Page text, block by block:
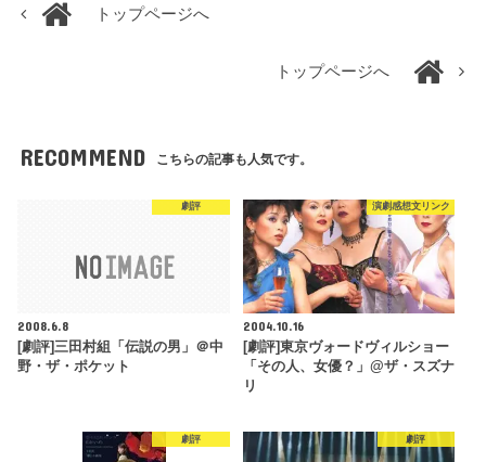
トップページへ
トップページへ
RECOMMEND こちらの記事も人気です。
劇評
2008.6.8
[劇評]三田村組「伝説の男」＠中
野・ザ・ポケット
演劇感想文リンク
2004.10.16
[劇評]東京ヴォードヴィルショー
「その人、女優？」@ザ・スズナ
リ
劇評 劇評